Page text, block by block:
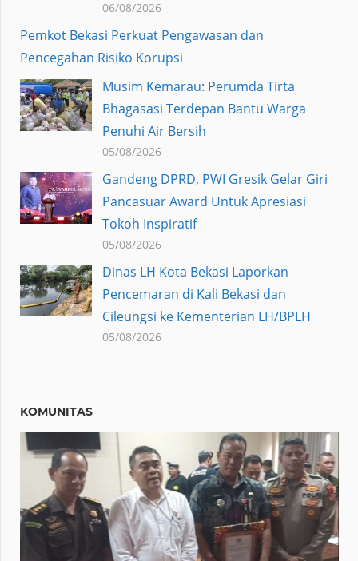
06/08/2026
Pemkot Bekasi Perkuat Pengawasan dan
Pencegahan Risiko Korupsi
Musim Kemarau: Perumda Tirta
Bhagasasi Terdepan Bantu Warga
Penuhi Air Bersih
05/08/2026
Gandeng DPRD, PWI Gresik Gelar Giri
Pancasuar Award Untuk Apresiasi
Tokoh Inspiratif
05/08/2026
Dinas LH Kota Bekasi Laporkan
Pencemaran di Kali Bekasi dan
Cileungsi ke Kementerian LH/BPLH
05/08/2026
KOMUNITAS